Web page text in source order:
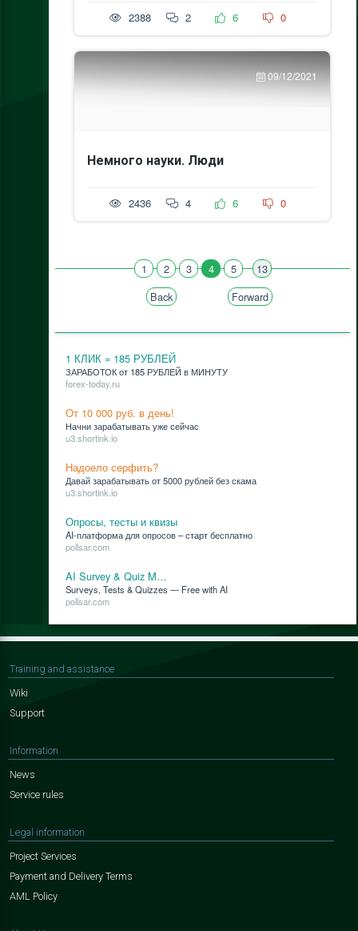
2388 2 6 0
09/12/2021
Немного науки. Люди
2436 4 6 0
Back
1 2 3 4 5
13
Forward
1 КЛИК = 185 РУБЛЕЙ
ЗАРАБОТОК от 185 РУБЛЕЙ в МИНУТУ
forex-today.ru
От 10 000 руб. в день!
Нач­ни за­ра­ба­ты­вать уже сей­час
u3.shortink.io
Надоело серфить?
Да­вай за­ра­ба­ты­вать от 5000 руб­лей без ска­ма
u3.shortink.io
Опросы, тесты и квизы
AI-плат­фор­ма для опро­сов – старт бес­плат­но
pollsar.com
AI Survey & Quiz M…
Surveys, Tests & Quizzes — Free with AI
pollsar.com
Training and assistance
Wiki
Support
Information
News
Service rules
Legal information
Project Services
Payment and Delivery Terms
AML Policy